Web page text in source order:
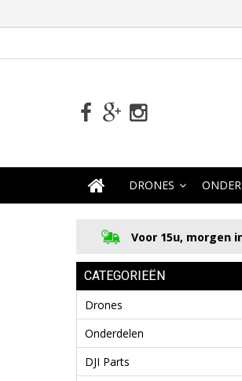
DRONES
Voor 15u, morgen
CATEGORIEËN
Drones
Onderdelen
DJI Parts